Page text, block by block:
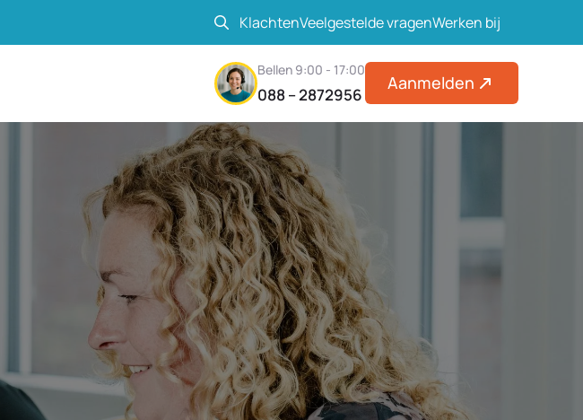
for:
KlachtenVeelgestelde vragenWerken bij
Bellen 9:00 - 17:00
088 – 2872956
Aanmelden